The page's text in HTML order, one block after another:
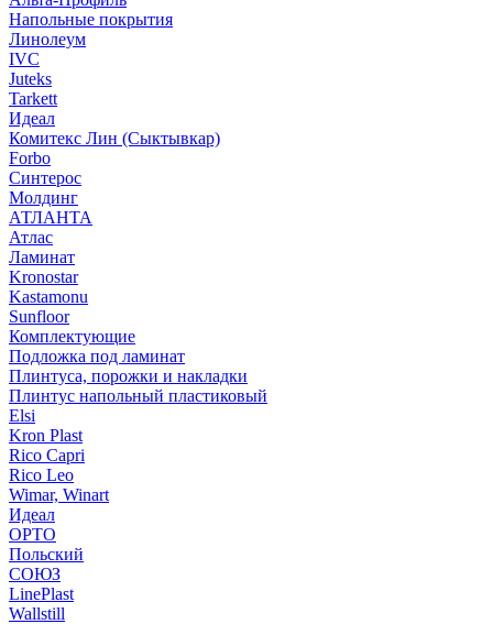
Напольные покрытия
Линолеум
IVC
Juteks
Tarkett
Идеал
Комитекс Лин (Сыктывкар)
Forbo
Синтерос
Молдинг
АТЛАНТА
Атлас
Ламинат
Kronostar
Kastamonu
Sunfloor
Комплектующие
Подложка под ламинат
Плинтуса, порожки и накладки
Плинтус напольный пластиковый
Elsi
Kron Plast
Rico Capri
Rico Leo
Wimar, Winart
Идеал
ОРТО
Польский
СОЮЗ
LinePlast
Wallstill